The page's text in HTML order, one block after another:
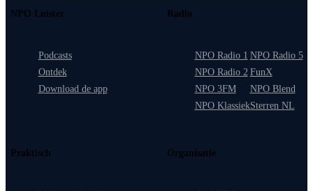
NPO Luister
Podcasts
Ontdek
Download de app
Radio
NPO Radio 1
NPO Radio 2
NPO 3FM
NPO Klassiek
NPO Radio 5
FunX
NPO Blend
Sterren NL
Praktisch Organisatie